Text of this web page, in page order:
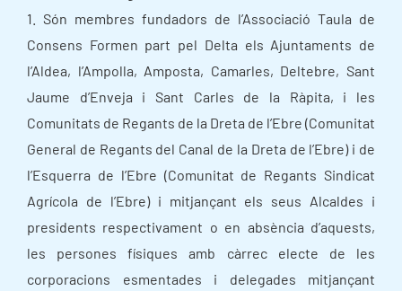
1. Són membres fundadors de l’Associació Taula de
Consens Formen part pel Delta els Ajuntaments de
l’Aldea, l’Ampolla, Amposta, Camarles, Deltebre, Sant
Jaume d’Enveja i Sant Carles de la Ràpita, i les
Comunitats de Regants de la Dreta de l’Ebre (Comunitat
General de Regants del Canal de la Dreta de l’Ebre) i de
l’Esquerra de l’Ebre (Comunitat de Regants Sindicat
Agrícola de l’Ebre) i mitjançant els seus Alcaldes i
presidents respectivament o en absència d’aquests,
les persones físiques amb càrrec electe de les
corporacions esmentades i delegades mitjançant